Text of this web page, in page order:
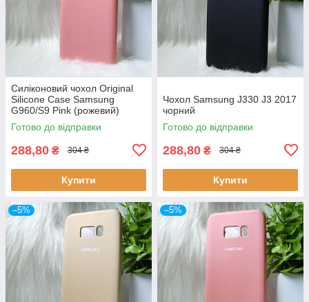
Силіконовий чохол Original
Silicone Case Samsung
G960/S9 Pink (рожевий)
Готово до відправки
288,80 ₴ 304 ₴
Купити
Чохол Samsung J330 J3 2017
чорний
Готово до відправки
288,80 ₴ 304 ₴
Купити
–5% –5%